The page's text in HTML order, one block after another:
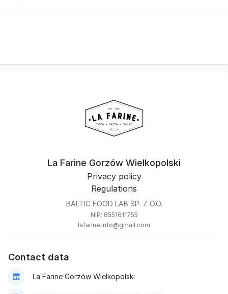
La Farine Gorzów Wielkopolski
Privacy policy
Regulations
BALTIC FOOD LAB SP. Z O.O.
NIP: 8551611755
lafarine.info@gmail.com
Contact data
La Farine Gorzów Wielkopolski